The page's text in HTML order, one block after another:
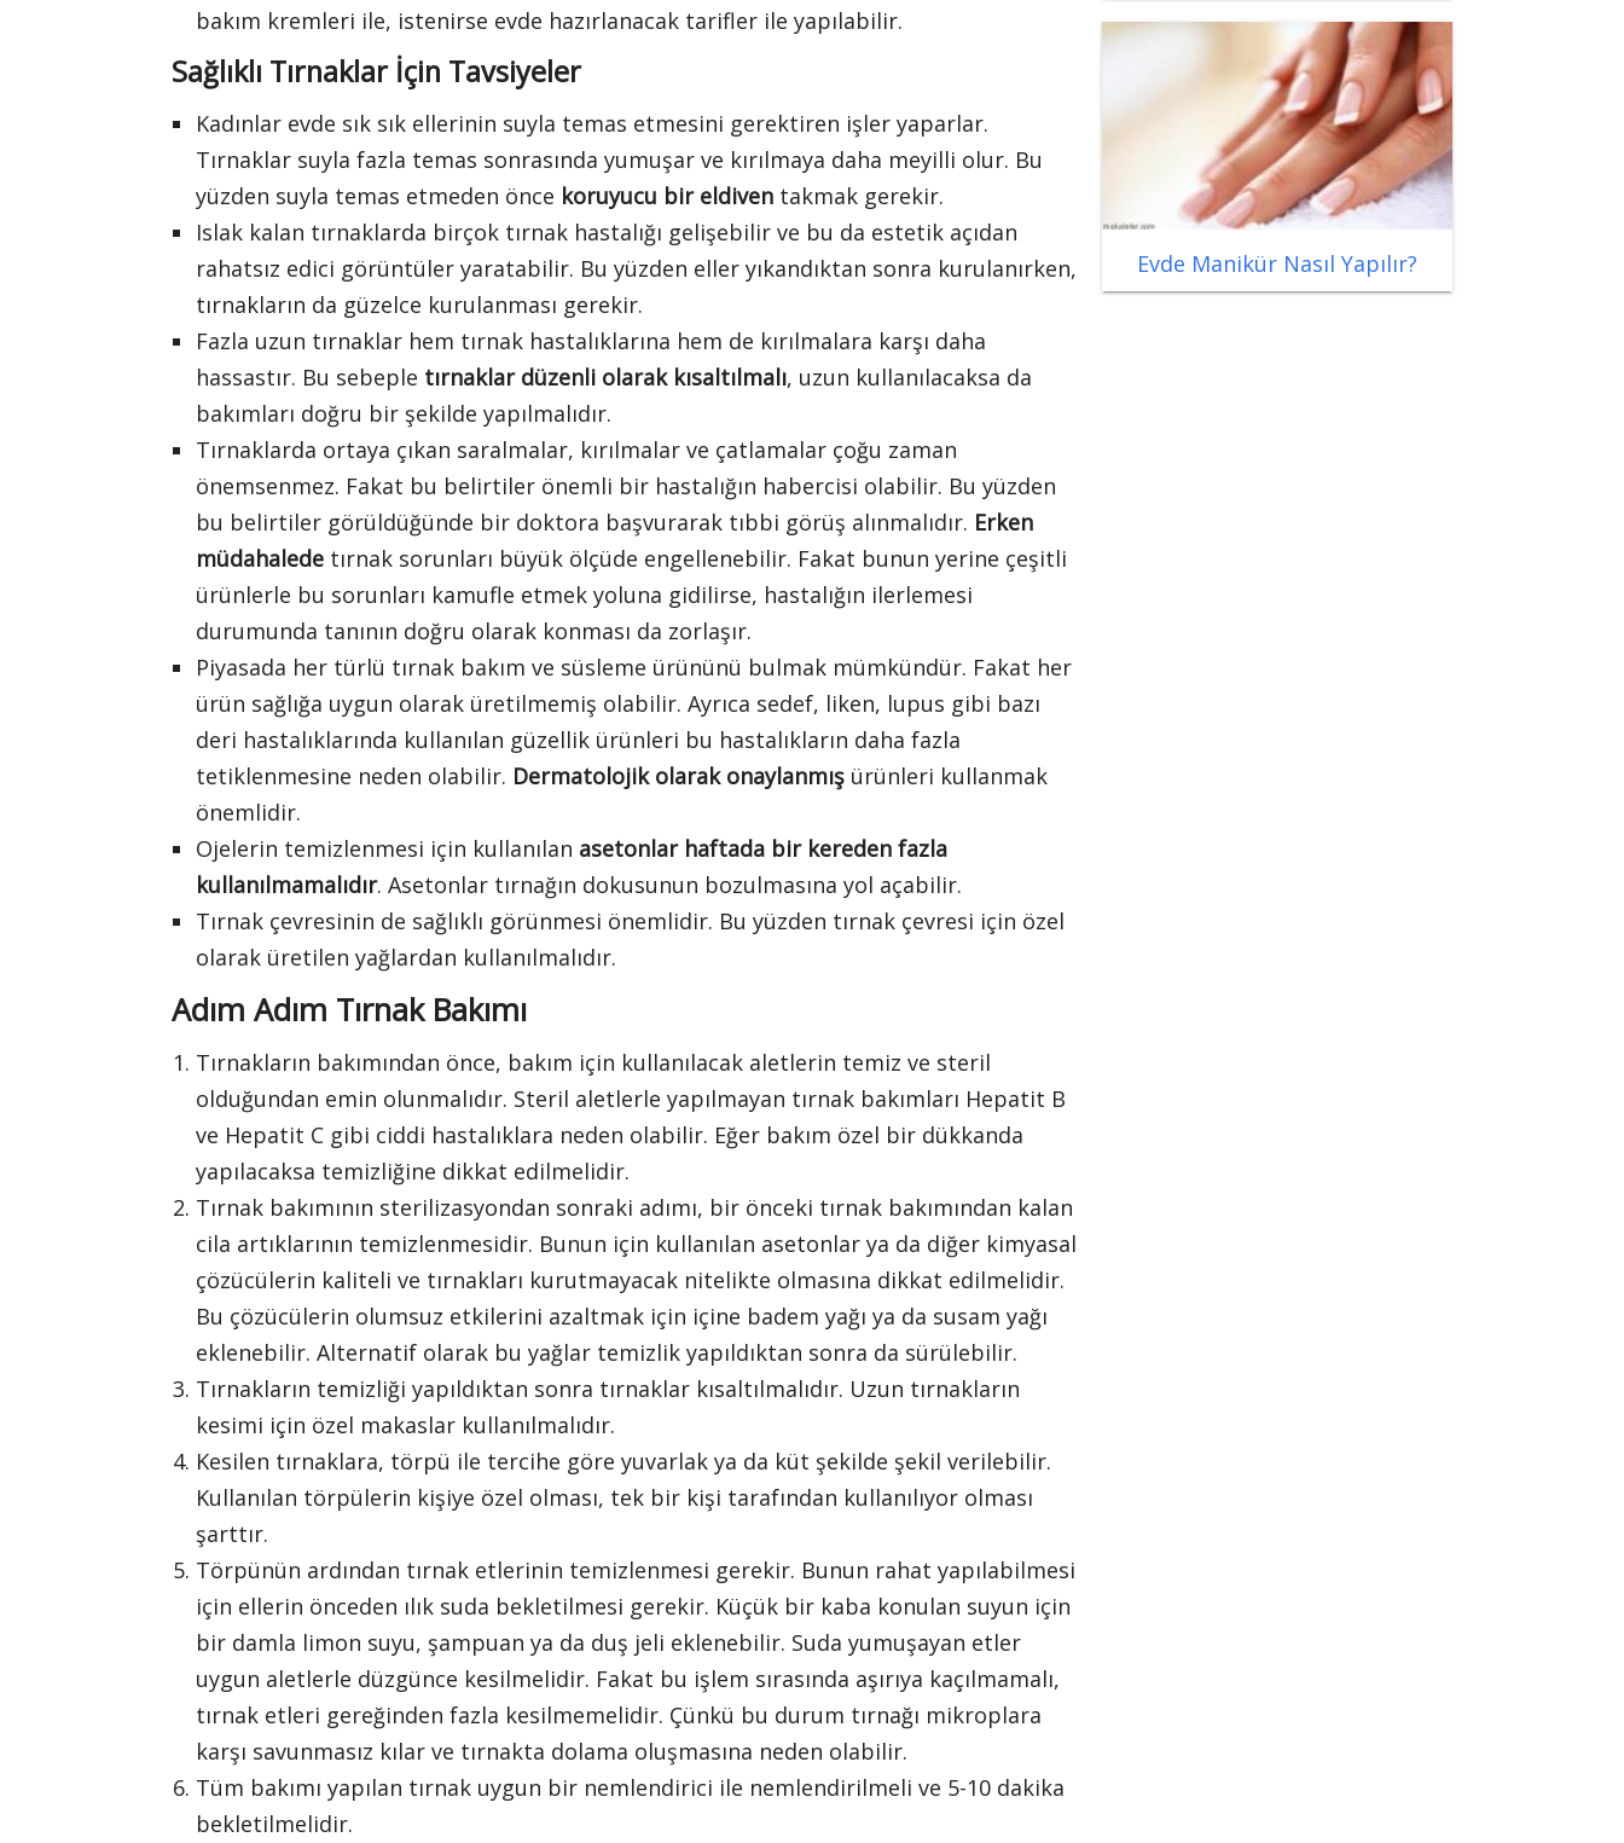
bakım kremleri ile, istenirse evde hazırlanacak tarifler ile yapılabilir.
Sağlıklı Tırnaklar İçin Tavsiyeler
Kadınlar evde sık sık ellerinin suyla temas etmesini gerektiren işler yaparlar.
Tırnaklar suyla fazla temas sonrasında yumuşar ve kırılmaya daha meyilli olur. Bu
yüzden suyla temas etmeden önce koruyucu bir eldiven takmak gerekir.
Islak kalan tırnaklarda birçok tırnak hastalığı gelişebilir ve bu da estetik açıdan
rahatsız edici görüntüler yaratabilir. Bu yüzden eller yıkandıktan sonra kurulanırken,
tırnakların da güzelce kurulanması gerekir.
Fazla uzun tırnaklar hem tırnak hastalıklarına hem de kırılmalara karşı daha
hassastır. Bu sebeple tırnaklar düzenli olarak kısaltılmalı, uzun kullanılacaksa da
bakımları doğru bir şekilde yapılmalıdır.
Tırnaklarda ortaya çıkan saralmalar, kırılmalar ve çatlamalar çoğu zaman
önemsenmez. Fakat bu belirtiler önemli bir hastalığın habercisi olabilir. Bu yüzden
bu belirtiler görüldüğünde bir doktora başvurarak tıbbi görüş alınmalıdır. Erken
müdahalede tırnak sorunları büyük ölçüde engellenebilir. Fakat bunun yerine çeşitli
ürünlerle bu sorunları kamufle etmek yoluna gidilirse, hastalığın ilerlemesi
durumunda tanının doğru olarak konması da zorlaşır.
Piyasada her türlü tırnak bakım ve süsleme ürününü bulmak mümkündür. Fakat her
ürün sağlığa uygun olarak üretilmemiş olabilir. Ayrıca sedef, liken, lupus gibi bazı
deri hastalıklarında kullanılan güzellik ürünleri bu hastalıkların daha fazla
tetiklenmesine neden olabilir. Dermatolojik olarak onaylanmış ürünleri kullanmak
önemlidir.
Ojelerin temizlenmesi için kullanılan asetonlar haftada bir kereden fazla
kullanılmamalıdır. Asetonlar tırnağın dokusunun bozulmasına yol açabilir.
Tırnak çevresinin de sağlıklı görünmesi önemlidir. Bu yüzden tırnak çevresi için özel
olarak üretilen yağlardan kullanılmalıdır.
Adım Adım Tırnak Bakımı
Tırnakların bakımından önce, bakım için kullanılacak aletlerin temiz ve steril
olduğundan emin olunmalıdır. Steril aletlerle yapılmayan tırnak bakımları Hepatit B
ve Hepatit C gibi ciddi hastalıklara neden olabilir. Eğer bakım özel bir dükkanda
yapılacaksa temizliğine dikkat edilmelidir.
Tırnak bakımının sterilizasyondan sonraki adımı, bir önceki tırnak bakımından kalan
cila artıklarının temizlenmesidir. Bunun için kullanılan asetonlar ya da diğer kimyasal
çözücülerin kaliteli ve tırnakları kurutmayacak nitelikte olmasına dikkat edilmelidir.
Bu çözücülerin olumsuz etkilerini azaltmak için içine badem yağı ya da susam yağı
eklenebilir. Alternatif olarak bu yağlar temizlik yapıldıktan sonra da sürülebilir.
Tırnakların temizliği yapıldıktan sonra tırnaklar kısaltılmalıdır. Uzun tırnakların
kesimi için özel makaslar kullanılmalıdır.
Kesilen tırnaklara, törpü ile tercihe göre yuvarlak ya da küt şekilde şekil verilebilir.
Kullanılan törpülerin kişiye özel olması, tek bir kişi tarafından kullanılıyor olması
şarttır.
Törpünün ardından tırnak etlerinin temizlenmesi gerekir. Bunun rahat yapılabilmesi
için ellerin önceden ılık suda bekletilmesi gerekir. Küçük bir kaba konulan suyun için
bir damla limon suyu, şampuan ya da duş jeli eklenebilir. Suda yumuşayan etler
uygun aletlerle düzgünce kesilmelidir. Fakat bu işlem sırasında aşırıya kaçılmamalı,
tırnak etleri gereğinden fazla kesilmemelidir. Çünkü bu durum tırnağı mikroplara
karşı savunmasız kılar ve tırnakta dolama oluşmasına neden olabilir.
Tüm bakımı yapılan tırnak uygun bir nemlendirici ile nemlendirilmeli ve 5-10 dakika
bekletilmelidir.
Evde Manikür Nasıl Yapılır?